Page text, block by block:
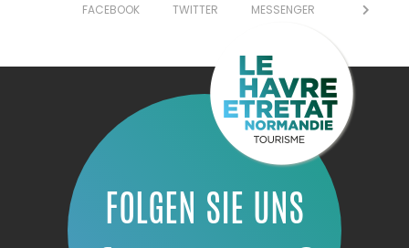
FACEBOOK
TWITTER MESSENGER
FOLGEN SIE UNS